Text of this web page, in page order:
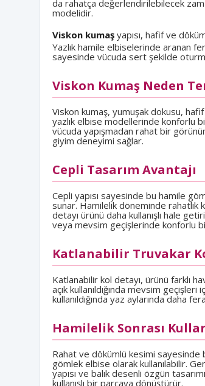
da rahatça değerlendirilebilecek
modelidir.
Viskon kumaş yapısı, hafif ve
Yazlık hamile elbiselerinde aranan
sayesinde vücuda sert şekilde
Viskon Kumaş Neden
Viskon kumaş, yumuşak dokusu,
yazlık elbise modellerinde konforlu
vücuda yapışmadan rahat bir
giyim deneyimi sağlar.
Cepli Tasarım Avantajı
Cepli yapısı sayesinde bu hamile
sunar. Hamilelik döneminde rahatlık
detayı ürünü daha kullanışlı hale
veya mevsim geçişlerinde konforlu
Katlanabilir Truvakar
Katlanabilir kol detayı, ürünü farklı
açık kullanıldığında mevsim
kullanıldığında yaz aylarında daha
Hamilelik Sonrası
Rahat ve dökümlü kesimi sayesinde
gömlek elbise olarak kullanılabilir.
yapısı ve balık desenli özgün
kullanışlı bir parçaya dönüştürür.